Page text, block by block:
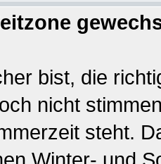
bist, die
nicht
steht.